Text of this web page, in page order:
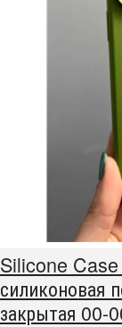
Silicone Case
силиконовая
закрытая